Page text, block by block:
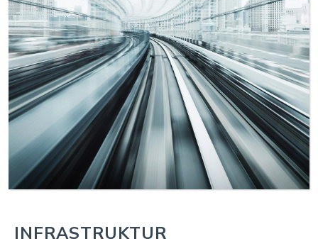
WEITER
INFRASTRUKTUR